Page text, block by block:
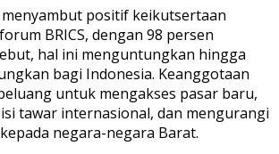
positif keikutsertaan
BRICS, dengan 98 persen
hal ini menguntungkan hingga
bagi Indonesia. Keanggotaan
untuk mengakses pasar baru,
tawar internasional, dan mengurangi
negara-negara Barat.